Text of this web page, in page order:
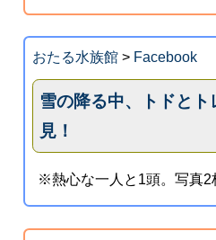
おたる水族館> Facebook
雪の降る中、トドと
見！
※熱心な一人と1頭。写真2